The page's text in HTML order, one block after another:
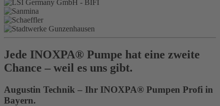
Jede INOXPA® Pumpe hat eine zweite
Chance – weil es uns gibt.
Augustin Technik – Ihr INOXPA® Pumpen Profi in
Bayern.